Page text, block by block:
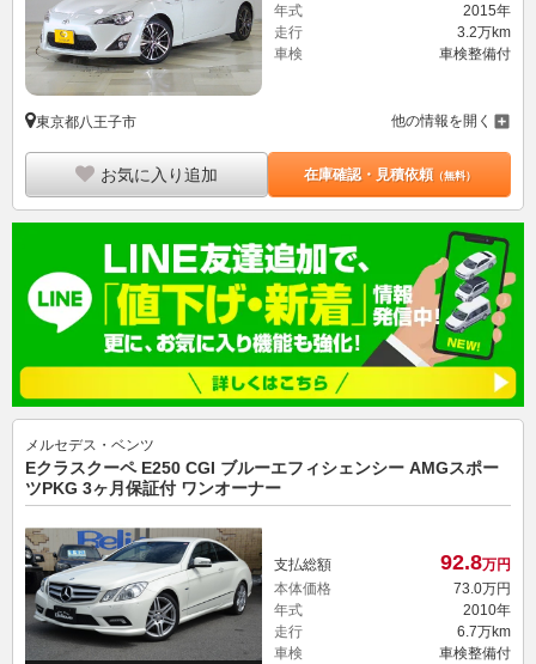
年式
2015年
走行
3.2万km
車検
車検整備付
東京都八王子市 他の情報を開く
お気に入り追加 在庫確認・見積依頼（無料）
メルセデス・ベンツ
Eクラスクーペ E250 CGI ブルーエフィシェンシー AMGスポー
ツPKG 3ヶ月保証付 ワンオーナー
支払総額 92.8万円
本体価格
73.0万円
年式
2010年
走行
6.7万km
車検
車検整備付